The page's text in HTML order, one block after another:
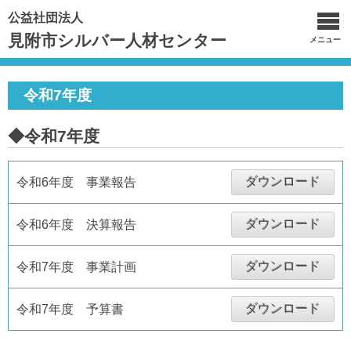
公益社団法人
見附市シルバー人材センター メニュー
令和7年度
◆令和7年度
令和6年度 事業報告 ダウンロード
令和6年度 決算報告 ダウンロード
令和7年度 事業計画 ダウンロード
令和7年度 予算書 ダウンロード